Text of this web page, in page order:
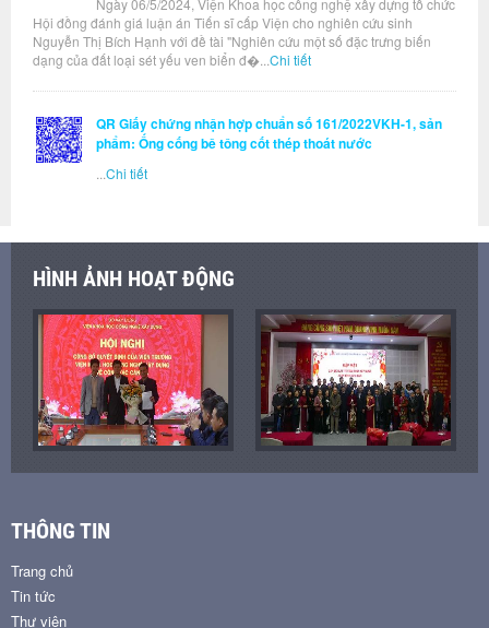
Ngày 06/5/2024, Viện Khoa học công nghệ xây dựng tổ chức
Hội đồng đánh giá luận án Tiến sĩ cấp Viện cho nghiên cứu sinh
Nguyễn Thị Bích Hạnh với đề tài "Nghiên cứu một số đặc trưng biến
dạng của đất loại sét yếu ven biển đ�... Chi tiết
QR Giấy chứng nhận hợp chuẩn số 161/2022VKH-1, sản
phẩm: Ống cống bê tông cốt thép thoát nước
Chi tiết
HÌNH ẢNH HOẠT ĐỘNG
THÔNG TIN
Trang chủ
Tin tức
Thư viện